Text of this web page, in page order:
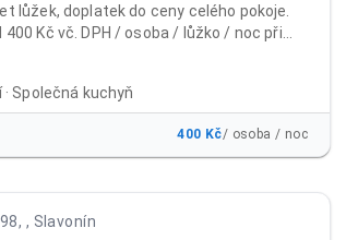
lůžek, doplatek do ceny celého pokoje.
400 Kč vč. DPH / osoba / lůžko / noc při
/ noc 15 - 30 nocí 450 Kč / osoba / lůžko
Cena již obsahuje poplatek městu 21Kč/noc
· Společná kuchyň
400 Kč/ osoba / noc
, Slavonín